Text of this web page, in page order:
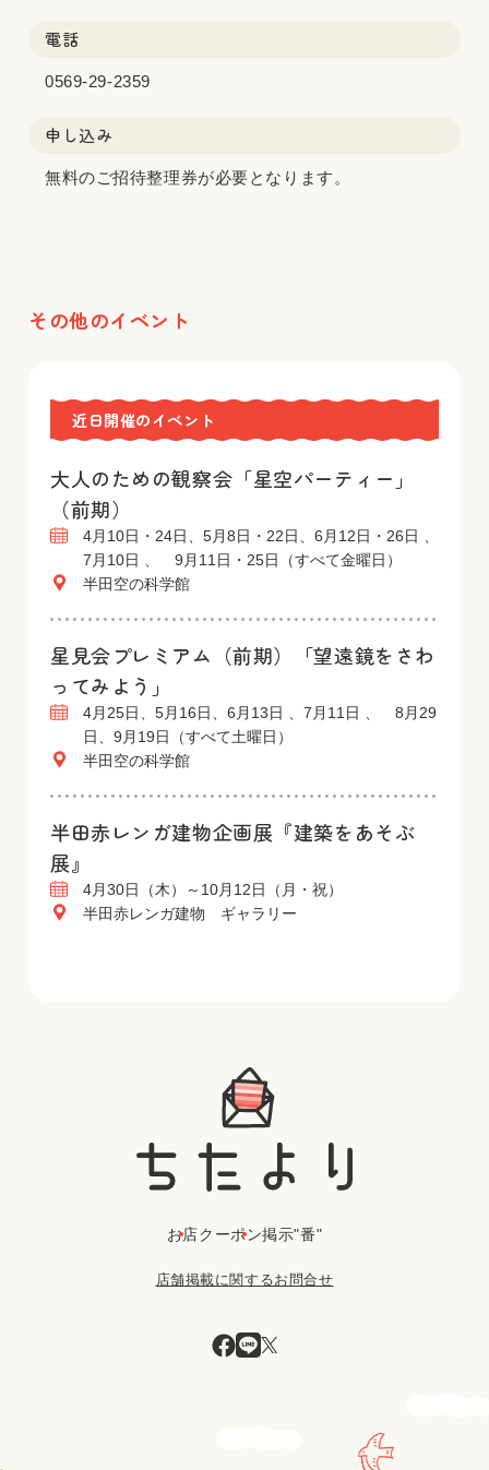
電話
0569-29-2359
申し込み
無料のご招待整理券が必要となります。
その他のイベント
近日開催のイベント
大人のための観察会「星空パーティー」
（前期）
4月10日・24日、5月8日・22日、6月12日・26日 、
7月10日 、 9月11日・25日（すべて金曜日）
半田空の科学館
星見会プレミアム（前期）「望遠鏡をさわ
ってみよう」
4月25日、5月16日、6月13日 、7月11日 、 8月29
日、9月19日（すべて土曜日）
半田空の科学館
半田赤レンガ建物企画展『建築をあそぶ
展』
4月30日（木）～10月12日（月・祝）
半田赤レンガ建物 ギャラリー
お店クーポン掲示"番"
店舗掲載に関するお問合せ